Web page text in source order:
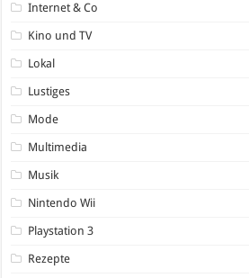
Internet & Co
Kino und TV
Lokal
Lustiges
Mode
Multimedia
Musik
Nintendo Wii
Playstation 3
Rezepte